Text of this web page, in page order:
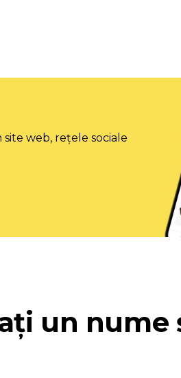
web, rețele sociale
un nume